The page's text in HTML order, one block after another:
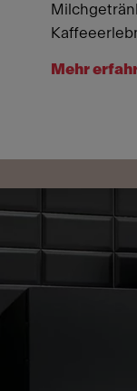
Mehr